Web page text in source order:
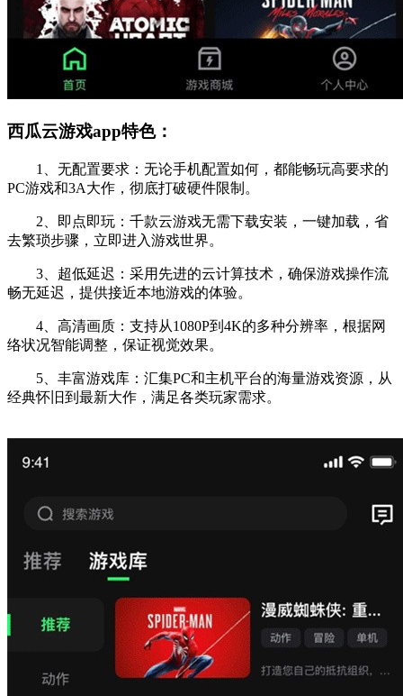
西瓜云游戏app特色：
1、无配置要求：无论手机配置如何，都能畅玩高要求的
PC游戏和3A大作，彻底打破硬件限制。
2、即点即玩：千款云游戏无需下载安装，一键加载，省
去繁琐步骤，立即进入游戏世界。
3、超低延迟：采用先进的云计算技术，确保游戏操作流
畅无延迟，提供接近本地游戏的体验。
4、高清画质：支持从1080P到4K的多种分辨率，根据网
络状况智能调整，保证视觉效果。
5、丰富游戏库：汇集PC和主机平台的海量游戏资源，从
经典怀旧到最新大作，满足各类玩家需求。